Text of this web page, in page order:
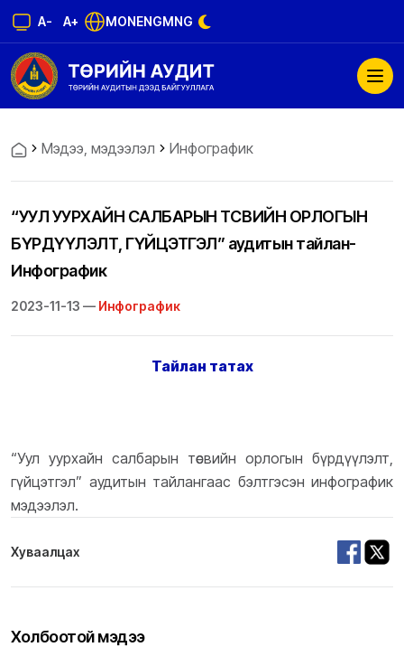
A- A+ MONENGMNG
Мэдээ, мэдээлэл Инфографик
“УУЛ УУРХАЙН САЛБАРЫН ТӨСВИЙН ОРЛОГЫН
БҮРДҮҮЛЭЛТ, ГҮЙЦЭТГЭЛ” аудитын тайлан-
Инфографик
2023-11-13 — Инфографик
Тайлан татах
“Уул уурхайн салбарын төсвийн орлогын бүрдүүлэлт,
гүйцэтгэл” аудитын тайлангаас бэлтгэсэн инфографик
мэдээлэл.
Хуваалцах
Холбоотой мэдээ